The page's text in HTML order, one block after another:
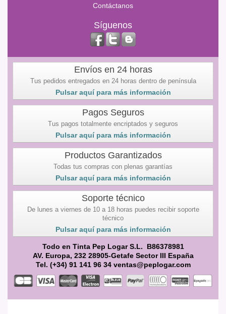
Contáctanos
Síguenos
Envíos en 24 horas
Tus pedidos entregados en 24 horas dentro de península
Pulsar aquí para más información
Pagos Seguros
Tus pagos totalmente encriptados y seguros
Pulsar aquí para más información
Productos Garantizados
Todas tus compras con plenas garantías
Pulsar aquí para más información
Soporte técnico
De lunes a viernes de 10 a 18 horas puedes recibir soporte
técnico
Pulsar aquí para más información
Todo en Tinta Pep Logar S.L. B86378981
AV. Europa, 232 28905-Getafe Sector III España
Tel. (+34) 91 141 96 34 ventas@peplogar.com